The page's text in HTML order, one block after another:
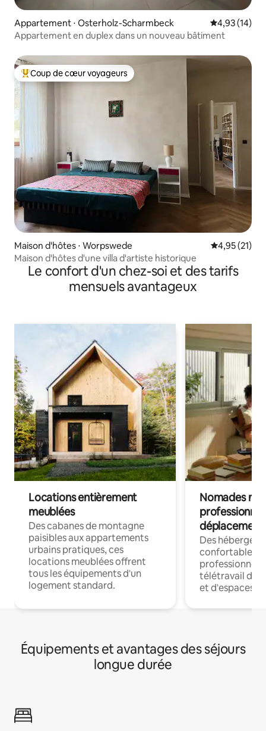
Appartement ⋅ Osterholz-Scharmbeck Évaluation
4,93 (14)
Appartement en duplex dans un nouveau bâtiment
Coups de cœur voyageurs les plus appréciés
Coup de cœur voyageurs
Maison d'hôtes ⋅ Worpswede Évaluation
4,95 (21)
Maison d'hôtes d'une villa d'artiste historique
Le confort d'un chez-soi et des tarifs
mensuels avantageux
Locations entièrement
meublées
Des cabanes de montagne
paisibles aux appartements
urbains pratiques, ces
locations meublées offrent
tous les équipements d'un
logement standard.
Nomades
déplacement
Des
confortables
professionnels
télétravail
et d'espaces
Équipements et avantages des séjours
longue durée